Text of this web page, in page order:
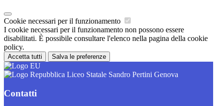
Cookie necessari per il funzionamento
I cookie necessari per il funzionamento non possono essere
disabilitati. È possibile consultare l'elenco nella pagina della cookie
policy.
Accetta tutti Salva le preferenze
Liceo Statale Sandro Pertini Genova
Contatti